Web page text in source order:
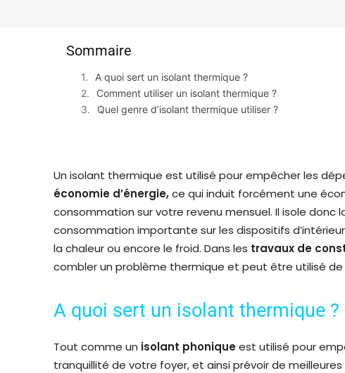
Sommaire
A quoi sert un isolant thermique ?
Comment utiliser un isolant thermique ?
Quel genre d’isolant thermique utiliser ?
Un isolant thermique est utilisé pour empêcher les
économie d’énergie,ce qui induit forcément une
consommation sur votre revenu mensuel. Il isole donc
consommation importante sur les dispositifs
la chaleur ou encore le froid. Dans les travaux de
combler un problème thermique et peut être utilisé de
A quoi sert un isolant thermique ?
Tout comme un isolant phoniqueest utilisé pour
tranquillité de votre foyer, et ainsi prévoir de meilleures